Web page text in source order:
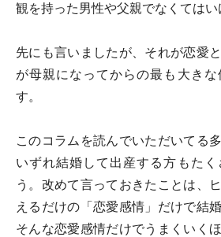
観を持った男性や父親でなくてはい
先にも言いましたが、それが恋愛
が母親になってからの最も大き
す。
このコラムを読んでいただいてる
いずれ結婚して出産する方もたく
う。改めて言っておきたことは、
えるだけの「恋愛感情」だけで結
そんな恋愛感情だけでうまくいく